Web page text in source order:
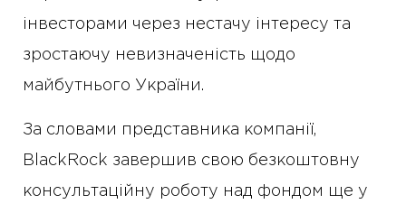
інвесторами через нестачу інтересу та
зростаючу невизначеність щодо
майбутнього України.
За словами представника компанії,
BlackRock завершив свою безкоштовну
консультаційну роботу над фондом ще у